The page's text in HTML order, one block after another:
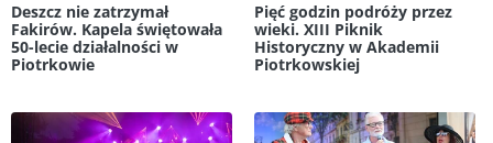
Deszcz nie zatrzymał
Fakirów. Kapela świętowała
50-lecie działalności w
Piotrkowie
Pięć godzin podróży przez
wieki. XIII Piknik
Historyczny w Akademii
Piotrkowskiej